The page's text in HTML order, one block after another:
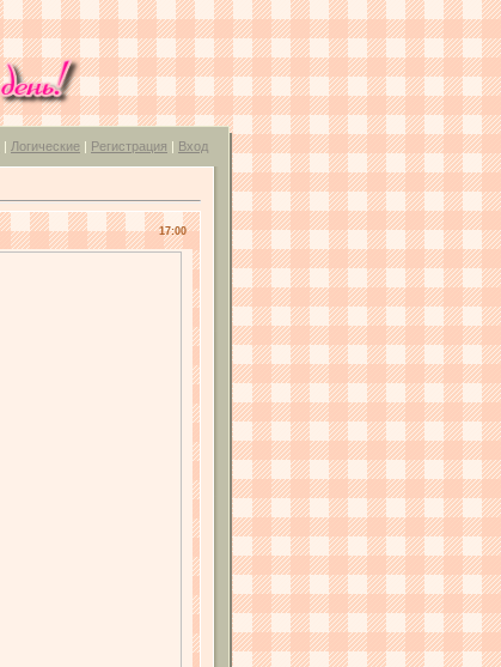
| Логические | Регистрация | Вход
17:00